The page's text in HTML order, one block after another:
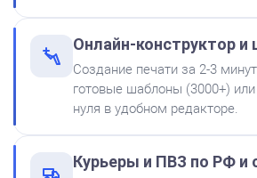
300
Shiny SP-2F
Онлайн-конструктор
Создание печати за 2-3
готовые шаблоны (3000+)
нуля в удобном редакторе.
Курьеры и ПВЗ по РФ и